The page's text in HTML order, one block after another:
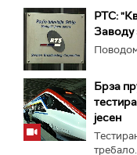
РТС:
Заводу
Поводом
Брза
јесен